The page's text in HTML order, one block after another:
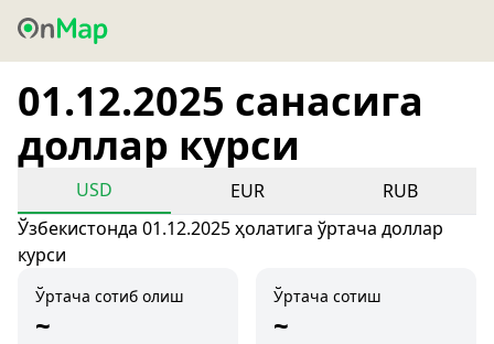
01.12.2025 санасига
доллар курси
USD EUR
RUB
Ўзбекистонда 01.12.2025 ҳолатига ўртача доллар
курси
Ўртача сотиб олиш
~
Ўртача сотиш
~